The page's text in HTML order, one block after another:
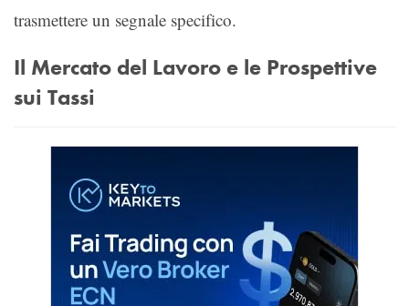
trasmettere un segnale specifico.
Il Mercato del Lavoro e le Prospettive
sui Tassi